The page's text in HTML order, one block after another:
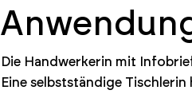
Die Handwerkerin mit
Eine selbstständige